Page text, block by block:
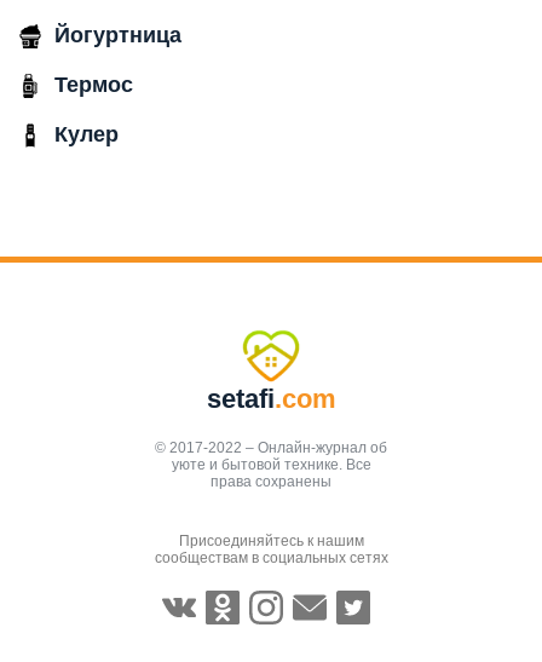
Йогуртница
Термос
Кулер
setafi.com
© 2017-2022 – Онлайн-журнал об
уюте и бытовой технике. Все
права сохранены
Присоединяйтесь к нашим
сообществам в социальных сетях